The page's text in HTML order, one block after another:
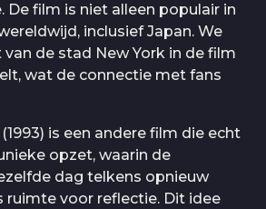
De film is niet alleen populair in
inclusief Japan. We
de stad New York in de film
wat de connectie met fans
(1993) is een andere film die echt
opzet, waarin de
dag telkens opnieuw
ruimte voor reflectie. Dit idee